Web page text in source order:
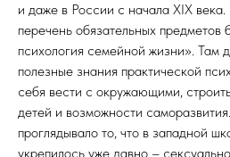
и даже в России с начала XIX
перечень обязательных
психология семейной жизни». Там
полезные знания практической
себя вести с окружающими,
детей и возможности
проглядывало то, что в западной
укрепилось уже давно –